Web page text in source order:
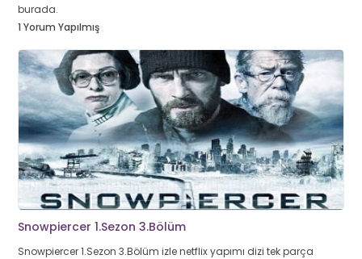
burada.
1 Yorum Yapılmış
Snowpiercer 1.Sezon 3.Bölüm
Snowpiercer 1.Sezon 3.Bölüm izle netflix yapımı dizi tek parça